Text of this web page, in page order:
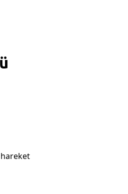
hareket